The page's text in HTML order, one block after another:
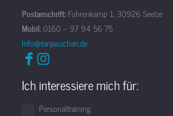
Postanschrift: Fuhrenkamp 1, 30926 Seelze
Mobil:0160 – 97 94 56 75
Info@tanjasuchan.de
Ich interessiere mich für:
Personaltraining